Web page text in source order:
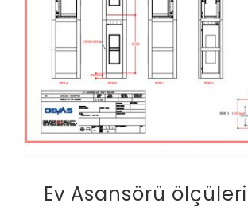
Ev Asansörü ölçüleri